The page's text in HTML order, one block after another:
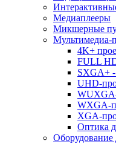
Медиаплееры
Микшерные
Мультимедиа-
4K+
FULL
SXGA+
UHD-
WXGA-
XGA-
Оптика
Оборудование